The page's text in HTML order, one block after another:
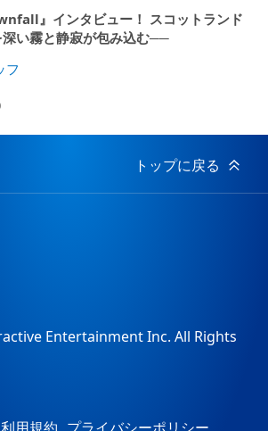
』インタビュー！ スコットランド
い霧と静寂が包み込む──
フ
トップに戻る
Entertainment Inc. All Rights